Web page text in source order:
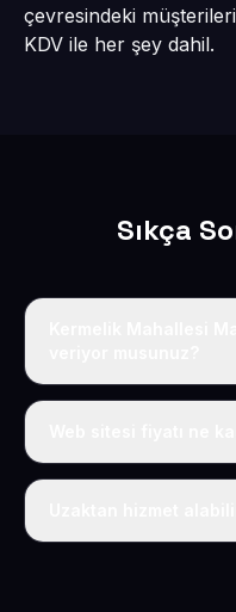
çevresindeki
KDV ile her şey dahil.
Sıkça
Evet, Kermelik
Tek fiyat: yılda 50